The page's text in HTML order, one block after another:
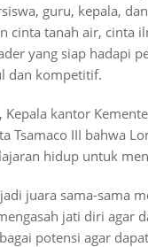
guru, kepala,
cinta tanah air, cinta
yang siap hadapi
dan kompetitif.
kantor
Tsamaco III bahwa
hidup untuk
juara sama-sama
jati diri agar
potensi agar